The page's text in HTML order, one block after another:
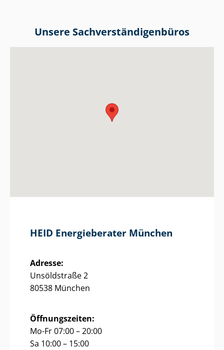
Unsere Sach­ver­stän­di­gen­bü­ros
HEID Energieberater München
Adresse:
Unsöldstraße 2
80538 München
Öffnungszeiten:
Mo-Fr 07:00 – 20:00
Sa 10:00 – 15:00